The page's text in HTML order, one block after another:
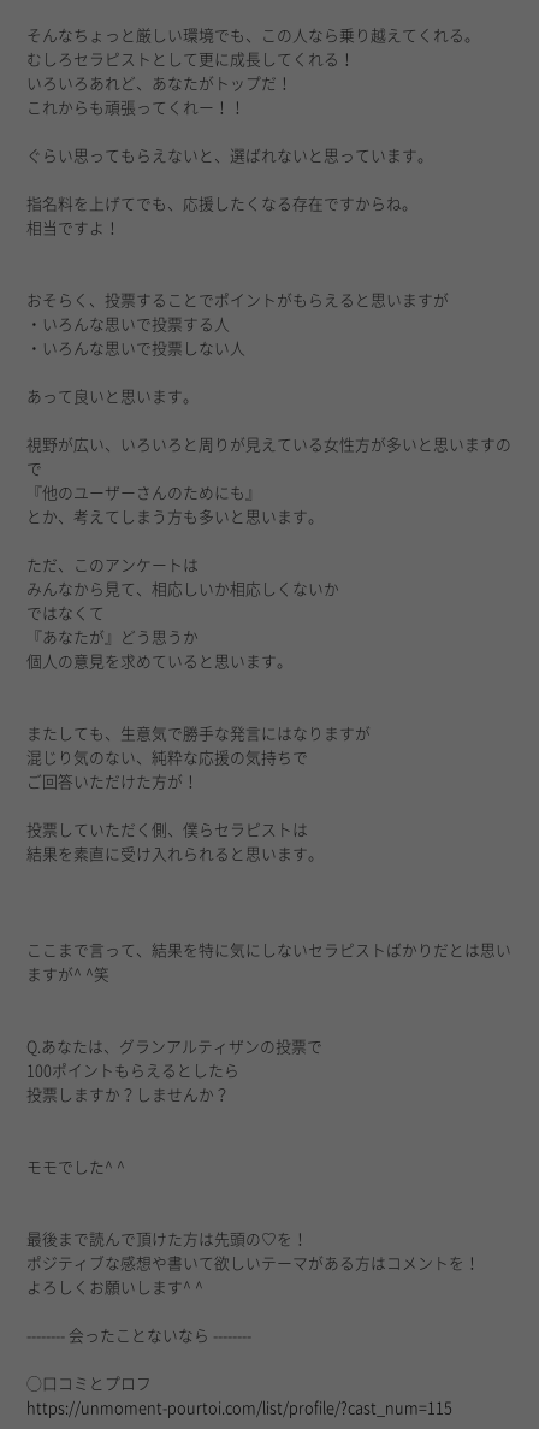
そんなちょっと厳しい環境でも、この人なら乗り越えてくれる。
むしろセラピストとして更に成長してくれる！
いろいろあれど、あなたがトップだ！
これからも頑張ってくれー！！
ぐらい思ってもらえないと、選ばれないと思っています。
指名料を上げてでも、応援したくなる存在ですからね。
相当ですよ！
おそらく、投票することでポイントがもらえると思いますが
・いろんな思いで投票する人
・いろんな思いで投票しない人
あって良いと思います。
視野が広い、いろいろと周りが見えている女性方が多いと思いますの
で
『他のユーザーさんのためにも』
とか、考えてしまう方も多いと思います。
ただ、このアンケートは
みんなから見て、相応しいか相応しくないか
ではなくて
『あなたが』どう思うか
個人の意見を求めていると思います。
またしても、生意気で勝手な発言にはなりますが
混じり気のない、純粋な応援の気持ちで
ご回答いただけた方が！
投票していただく側、僕らセラピストは
結果を素直に受け入れられると思います。
ここまで言って、結果を特に気にしないセラピストばかりだとは思い
ますが^ ^笑
Q.あなたは、グランアルティザンの投票で
100ポイントもらえるとしたら
投票しますか？しませんか？
モモでした^ ^
最後まで読んで頂けた方は先頭の♡を！
ポジティブな感想や書いて欲しいテーマがある方はコメントを！
よろしくお願いします^ ^
-------- 会ったことないなら --------
◯口コミとプロフ
https://unmoment-pourtoi.com/list/profile/?cast_num=115